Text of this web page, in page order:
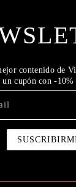
contenido de
cupón con -10%